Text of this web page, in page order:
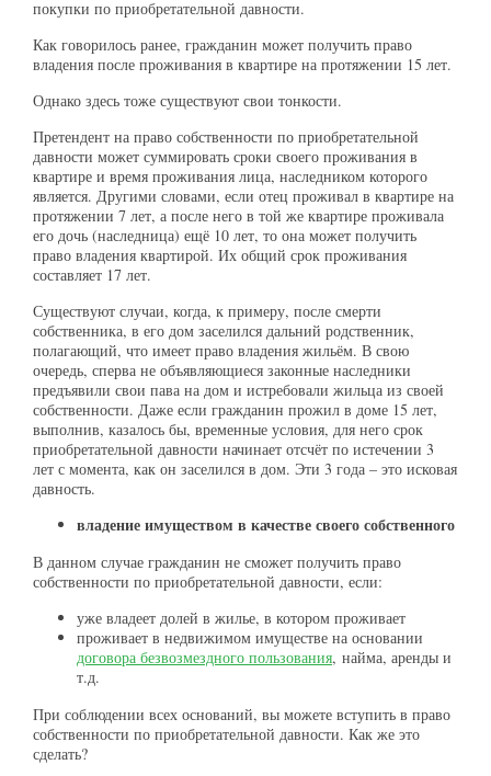
покупки по приобретательной давности.
Как говорилось ранее, гражданин может получить право
владения после проживания в квартире на протяжении 15 лет.
Однако здесь тоже существуют свои тонкости.
Претендент на право собственности по приобретательной
давности может суммировать сроки своего проживания в
квартире и время проживания лица, наследником которого
является. Другими словами, если отец проживал в квартире на
протяжении 7 лет, а после него в той же квартире проживала
его дочь (наследница) ещё 10 лет, то она может получить
право владения квартирой. Их общий срок проживания
составляет 17 лет.
Существуют случаи, когда, к примеру, после смерти
собственника, в его дом заселился дальний родственник,
полагающий, что имеет право владения жильём. В свою
очередь, сперва не объявляющиеся законные наследники
предъявили свои пава на дом и истребовали жильца из своей
собственности. Даже если гражданин прожил в доме 15 лет,
выполнив, казалось бы, временные условия, для него срок
приобретательной давности начинает отсчёт по истечении 3
лет с момента, как он заселился в дом. Эти 3 года – это исковая
давность.
владение имуществом в качестве своего собственного
В данном случае гражданин не сможет получить право
собственности по приобретательной давности, если:
уже владеет долей в жилье, в котором проживает
проживает в недвижимом имуществе на основании
договора безвозмездного пользования, найма, аренды и
т.д.
При соблюдении всех оснований, вы можете вступить в право
собственности по приобретательной давности. Как же это
сделать?